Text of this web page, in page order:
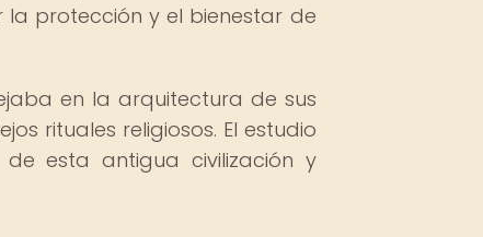
protección y el bienestar de
en la arquitectura de sus
rituales religiosos. El estudio
esta antigua civilización y